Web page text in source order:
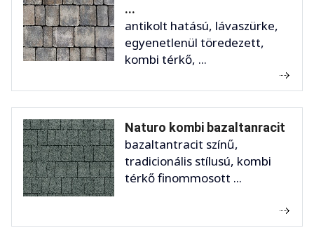
...
antikolt hatású, lávaszürke,
egyenetlenül töredezett,
kombi térkő, ...
Naturo kombi bazaltanracit
bazaltantracit színű,
tradicionális stílusú, kombi
térkő finommosott ...